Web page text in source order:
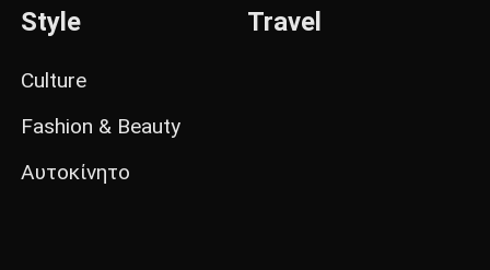
Style
Culture
Fashion & Beauty
Αυτοκίνητο
Travel